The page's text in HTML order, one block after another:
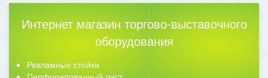
Интернет магазин торгово-выставочного
оборудования
Рекламные стойки